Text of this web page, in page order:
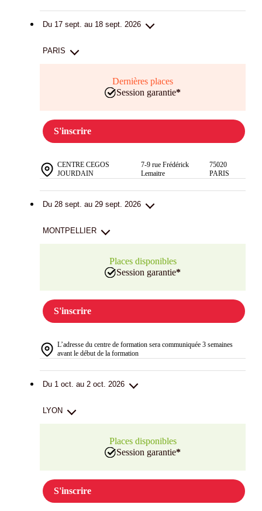
Du 17 sept. au 18 sept. 2026
PARIS
Dernières places
Session garantie*
S'inscrire
CENTRE CEGOS
JOURDAIN
7-9 rue Frédérick
Lemaitre
75020
PARIS
Du 28 sept. au 29 sept. 2026
MONTPELLIER
Places disponibles
Session garantie*
S'inscrire
L’adresse du centre de formation sera communiquée 3 semaines
avant le début de la formation
Du 1 oct. au 2 oct. 2026
LYON
Places disponibles
Session garantie*
S'inscrire